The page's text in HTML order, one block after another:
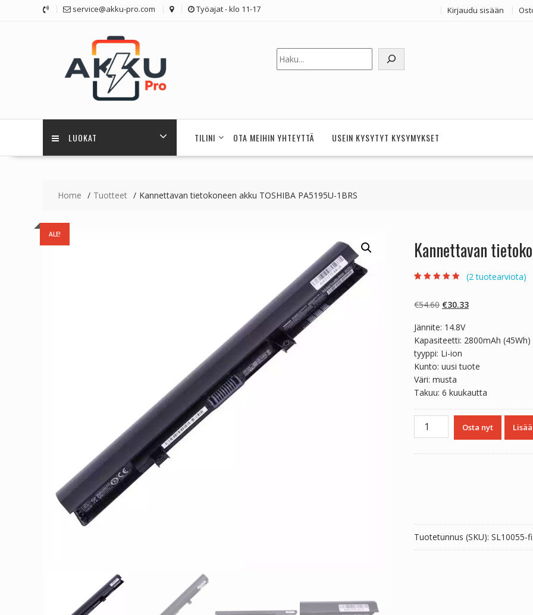
service@akku-pro.com Työajat - klo 11-17 Kirjaudu sisään
Etsi
LUOKAT TILINI OTA MEIHIN YHTEYTTÄ USEIN KYSYTYT KYSYMYKSET
Home Tuotteet Kannettavan tietokoneen akku TOSHIBA PA5195U-1BRS
ALE!
Kannettavan
perustuen
asiakkaan
(2 tuotearviota)
€54.60 Alkuperäinen
oli:
€54.60.
€30.33Nykyinen
€30.33.
Jännite: 14.8V
Kapasiteetti: 2800mAh (45Wh)
tyyppi: Li-ion
Kunto: uusi tuote
Väri: musta
Takuu: 6 kuukautta
Kannettavan
Osta nyt
Tuotetunnus (SKU): SL10055-